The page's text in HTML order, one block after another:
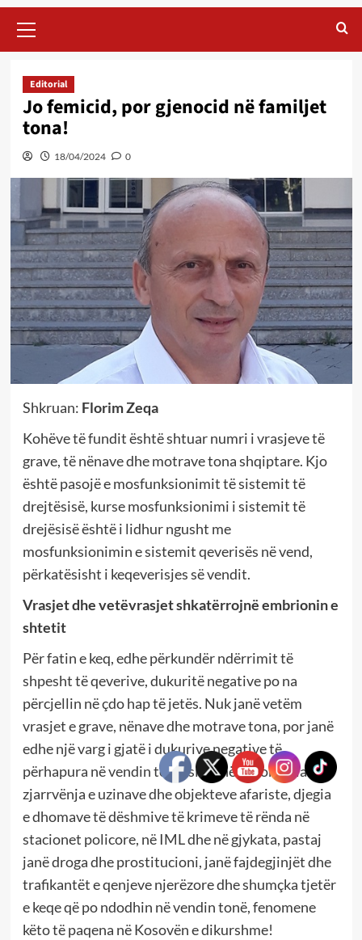
Menu
Editorial
Jo femicid, por gjenocid në familjet
tona!
18/04/2024 0
Shkruan: Florim Zeqa
Kohëve të fundit është shtuar numri i vrasjeve të
grave, të nënave dhe motrave tona shqiptare. Kjo
është pasojë e mosfunksionimit të sistemit të
drejtësisë, kurse mosfunksionimi i sistemit të
drejësisë është i lidhur ngusht me
mosfunksionimin e sistemit qeverisës në vend,
përkatësisht i keqeverisjes së vendit.
Vrasjet dhe vetëvrasjet shkatërrojnë embrionin e
shtetit
Për fatin e keq, edhe përkundër ndërrimit të
shpesht të qeverive, dukuritë negative po na
përcjellin në çdo hap të jetës. Nuk janë vetëm
vrasjet e grave, nënave dhe motrave tona, por janë
edhe një varg i gjatë i dukurive negative të
përhapura në vendin tonë, siq janë; piromania apo
zjarrvënja e uzinave dhe objekteve afariste, djegia
e dhomave të dëshmive të krimeve të rënda në
stacionet policore, në IML dhe në gjykata, pastaj
janë droga dhe prostitucioni, janë fajdegjinjët dhe
trafikantët e qenjeve njerëzore dhe shumçka tjetër
e keqe që po ndodhin në vendin tonë, fenomene
këto të paqena në Kosovën e dikurshme!